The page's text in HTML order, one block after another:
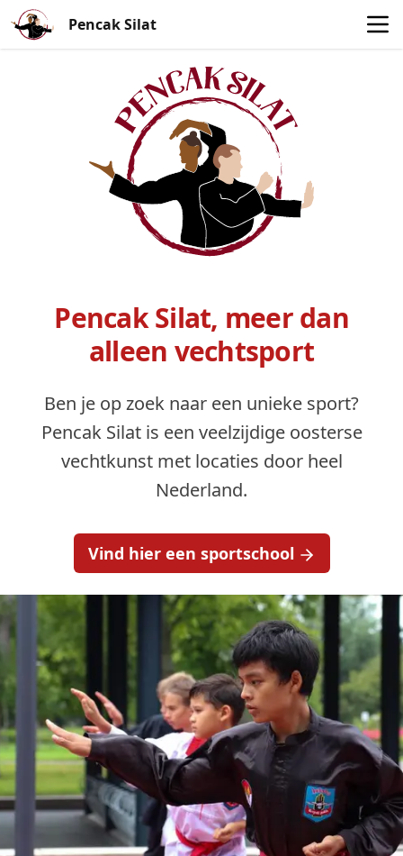
Pencak Silat
Pencak Silat, meer dan
alleen vechtsport
Ben je op zoek naar een unieke sport?
Pencak Silat is een veelzijdige oosterse
vechtkunst met locaties door heel
Nederland.
Vind hier een sportschool